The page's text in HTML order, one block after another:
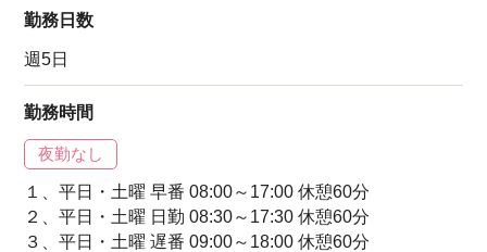
勤務日数
週5日
勤務時間
夜勤なし
１、平日・土曜 早番 08:00～17:00 休憩60分
２、平日・土曜 日勤 08:30～17:30 休憩60分
３、平日・土曜 遅番 09:00～18:00 休憩60分